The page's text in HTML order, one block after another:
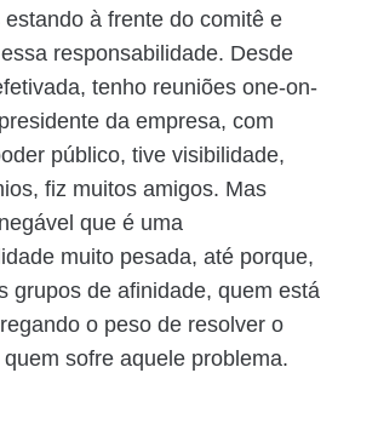
estando à frente do comitê e
responsabilidade. Desde
tenho reuniões one-on-
da empresa, com
público, tive visibilidade,
fiz muitos amigos. Mas
que é uma
muito pesada, até porque,
grupos de afinidade, quem está
o peso de resolver o
sofre aquele problema.